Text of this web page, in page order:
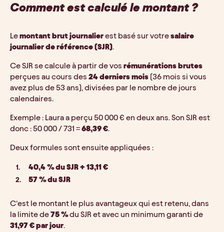
Comment est calculé le montant ?
Le montant brut journalier est basé sur votre salaire
journalier de référence (SJR).
Ce SJR se calcule à partir de vos rémunérations brutes
perçues au cours des 24 derniers mois (36 mois si vous
avez plus de 53 ans), divisées par le nombre de jours
calendaires.
Exemple : Laura a perçu 50 000 € en deux ans. Son SJR est
donc : 50 000 / 731 = 68,39 €.
Deux formules sont ensuite appliquées :
40,4 % du SJR + 13,11 €
57 % du SJR
C’est le montant le plus avantageux qui est retenu, dans
la limite de 75 %
31,97 € par jour.